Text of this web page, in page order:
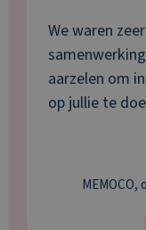
We waren
aarzelen om
op jullie te
MEMOCO,